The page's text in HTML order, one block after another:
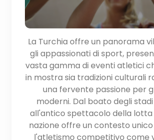
La Turchia offre un panorama
gli appassionati di sport,
vasta gamma di eventi atletici
in mostra sia tradizioni culturali
una fervente passione per
moderni. Dal boato degli
all'antico spettacolo della lotta
nazione offre un contesto
l'atletismo competitivo come